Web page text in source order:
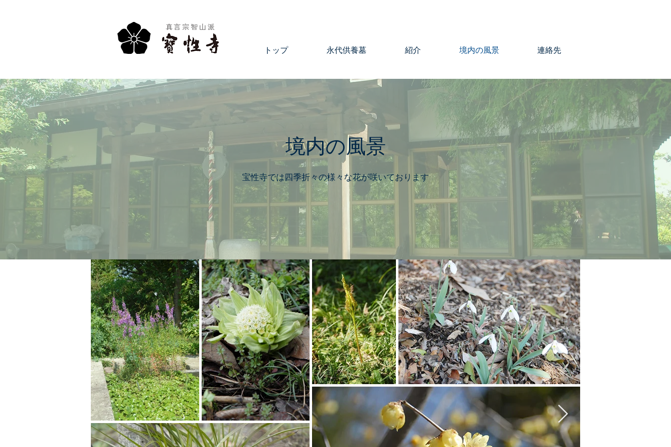
真言宗智山派
トップ 永代供養墓 紹介 境内の風景 連絡先
境内の風景
宝性寺では四季折々の様々な花が咲いております